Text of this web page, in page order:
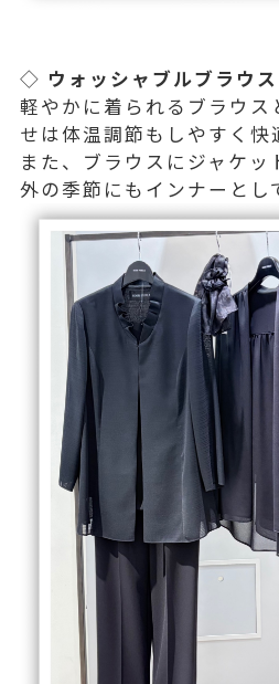
◇ ウォッシャブルブラウ
軽やかに着られるブラウス
せは体温調節もしやすく快
また、ブラウスにジャケッ
外の季節にもインナーとし